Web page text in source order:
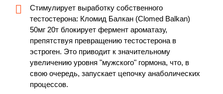
Стимулирует выработку собственного
тестостерона: Кломид Балкан (Clomed Balkan)
50мг 20т блокирует фермент ароматазу,
препятствуя превращению тестостерона в
эстроген. Это приводит к значительному
увеличению уровня "мужского" гормона, что, в
свою очередь, запускает цепочку анаболических
процессов.